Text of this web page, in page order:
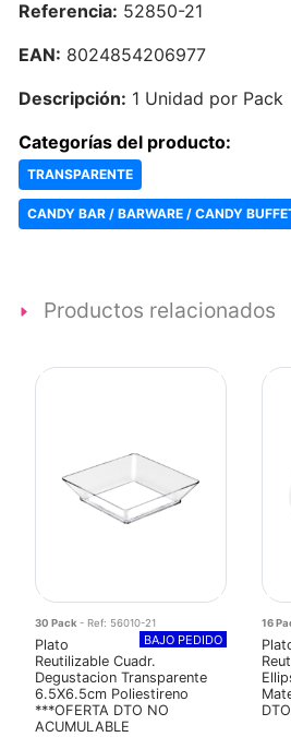
Referencia: 52850-21
EAN: 8024854206977
Descripción: 1 Unidad por Pack
Categorías del producto:
TRANSPARENTE
CANDY BAR / BARWARE / CANDY
Productos relacionados
30 Pack - Ref: 56010-21
BAJO PEDIDO
Plato
Reutilizable Cuadr.
Degustacion Transparente
6.5X6.5cm Poliestireno
***OFERTA DTO NO
ACUMULABLE
16